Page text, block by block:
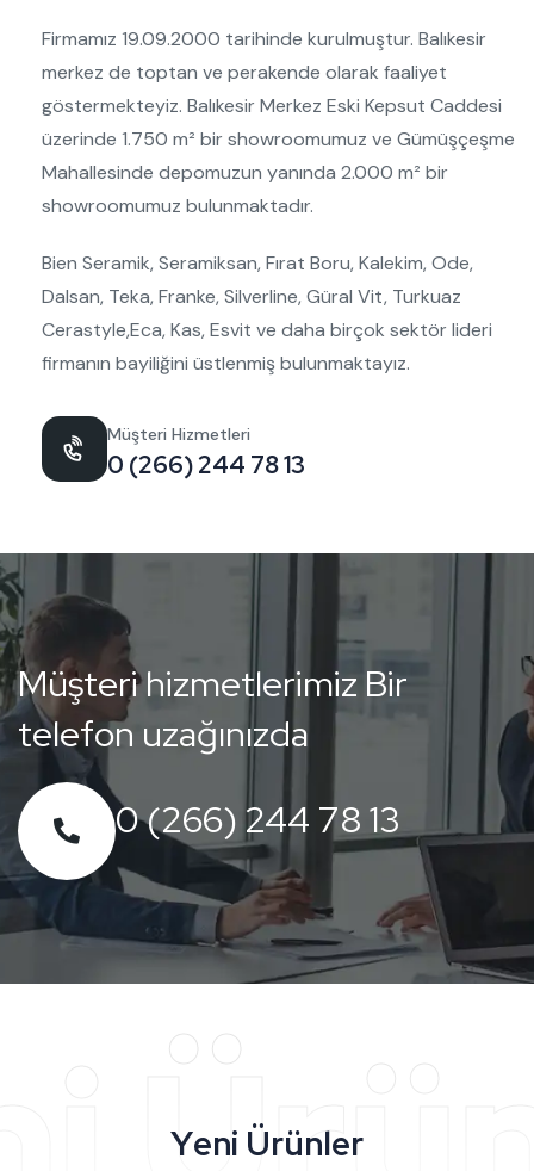
Firmamız 19.09.2000 tarihinde kurulmuştur. Balıkesir
merkez de toptan ve perakende olarak faaliyet
göstermekteyiz. Balıkesir Merkez Eski Kepsut Caddesi
üzerinde 1.750 m² bir showroomumuz ve Gümüşçeşme
Mahallesinde depomuzun yanında 2.000 m² bir
showroomumuz bulunmaktadır.
Bien Seramik, Seramiksan, Fırat Boru, Kalekim, Ode,
Dalsan, Teka, Franke, Silverline, Güral Vit, Turkuaz
Cerastyle,Eca, Kas, Esvit ve daha birçok sektör lideri
firmanın bayiliğini üstlenmiş bulunmaktayız.
Müşteri Hizmetleri
0 (266) 244 78 13
Müşteri hizmetlerimiz Bir
telefon uzağınızda
0 (266) 244 78 13
Yeni Ürünler